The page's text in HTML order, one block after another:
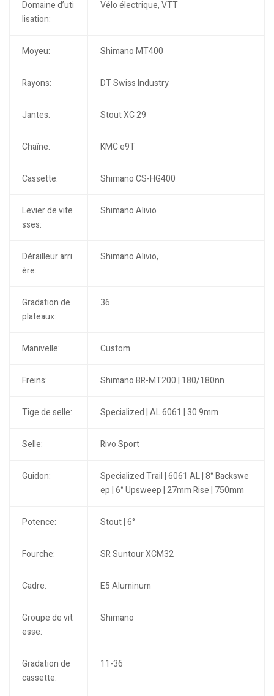
Domaine d’uti
lisation:
Vélo électrique, VTT
Moyeu: Shimano MT400
Rayons: DT Swiss Industry
Jantes: Stout XC 29
Chaîne: KMC e9T
Cassette: Shimano CS-HG400
Levier de vite
sses:
Shimano Alivio
Dérailleur arri
ère:
Shimano Alivio,
Gradation de
plateaux:
36
Manivelle: Custom
Freins: Shimano BR-MT200 | 180/180nn
Tige de selle: Specialized | AL 6061 | 30.9mm
Selle: Rivo Sport
Guidon:
Specialized Trail | 6061 AL | 8° Backswe
ep | 6° Upsweep | 27mm Rise | 750mm
Potence: Stout | 6°
Fourche: SR Suntour XCM32
Cadre: E5 Aluminum
Groupe de vit
esse:
Shimano
Gradation de
cassette:
11-36